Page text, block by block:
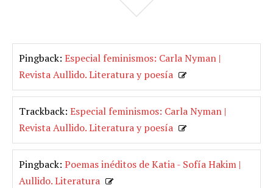
Pingback: Especial feminismos: Carla Nyman |
Revista Aullido. Literatura y poesía
Trackback: Especial feminismos: Carla Nyman |
Revista Aullido. Literatura y poesía
Pingback: Poemas inéditos de Katia - Sofía Hakim |
Aullido. Literatura